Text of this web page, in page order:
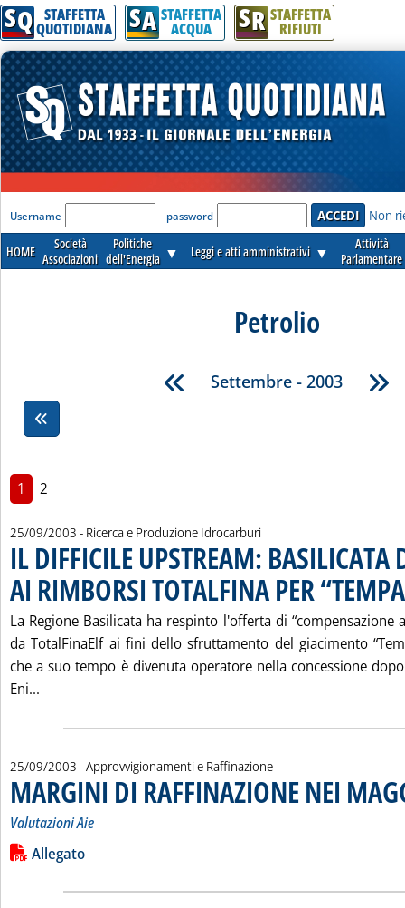
SQ STAFFETTA
QUOTIDIANA SA STAFFETTA
ACQUA SR STAFFETTA
RIFIUTI
'Modulo Login per accedere'
Username password Non
HOME
Società
Associazioni
Politiche
dell'Energia ▼ Leggi e atti amministrativi ▼
Attività
Parlamentare
Petrolio
Settembre - 2003
1 2
25/09/2003 - Ricerca e Produzione Idrocarburi
IL DIFFICILE UPSTREAM: BASILICATA
AI RIMBORSI TOTALFINA PER
La Regione Basilicata ha respinto l'offerta di “compensazione
da TotalFinaElf ai fini dello sfruttamento del giacimento
che a suo tempo è divenuta operatore nella concessione
Eni...
25/09/2003 - Approvvigionamenti e Raffinazione
MARGINI DI RAFFINAZIONE NEI
Valutazioni Aie
Leggi tutta la notizia: 'MARGINI DI RAFFINAZIONE NEI
Lista allegati PDF alla notizia
Allegato